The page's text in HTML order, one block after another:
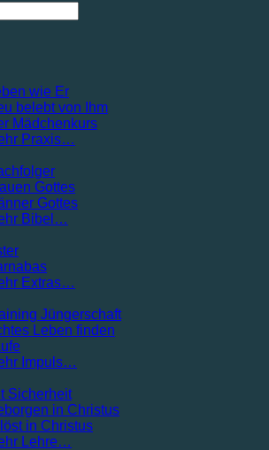
wie Er
belebt von Ihm
Mädchenkurs
Praxis…
Gottes
Gottes
Bibel…
Extras…
Jüngerschaft
Leben finden
Impuls…
Sicherheit
in Christus
in Christus
Lehre…